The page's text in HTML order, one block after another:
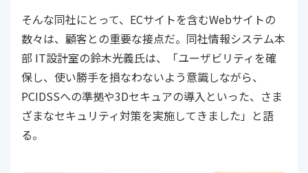
そんな同社にとって、ECサイトを含むWebサイトの
数々は、顧客との重要な接点だ。同社情報システム本
部 IT設計室の鈴木光義氏は、「ユーザビリティを確
保し、使い勝手を損なわないよう意識しながら、
PCIDSSへの準拠や3Dセキュアの導入といった、さま
ざまなセキュリティ対策を実施してきました」と語
る。